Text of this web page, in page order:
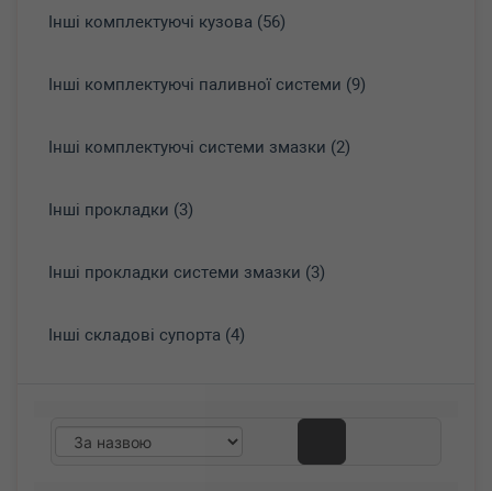
Інші комплектуючі кузова (56)
Інші комплектуючі паливної системи (9)
Інші комплектуючі системи змазки (2)
Інші прокладки (3)
Інші прокладки системи змазки (3)
Інші складові супорта (4)